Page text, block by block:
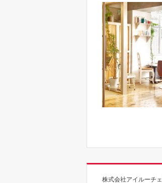
株式会社アイルーチ